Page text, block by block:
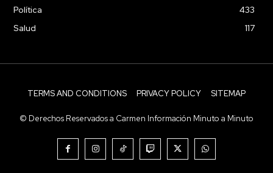
Política
433
Salud
117
TERMS AND CONDITIONS PRIVACY POLICY SITEMAP
© Derechos Reservados a Carmen Información Minuto a Minuto